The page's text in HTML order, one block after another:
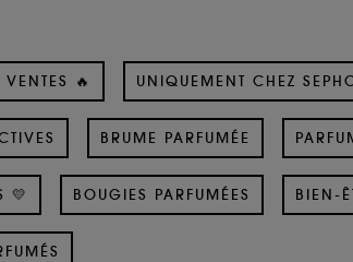
VENTES 🔥 UNIQUEMENT CHEZ
BRUME PARFUMÉE
💛 BOUGIES PARFUMÉES BIEN-